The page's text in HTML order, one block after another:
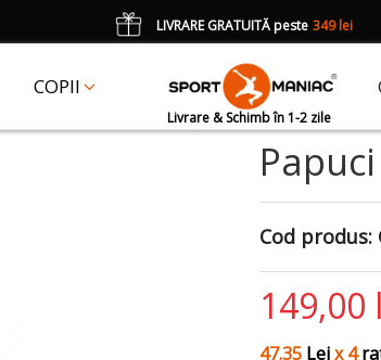
COPII
Livrare & Schimb în 1-2 zile
LIVRARE GRATUITĂ peste 349 lei
CADOUun accesoriu Crocs Jibbitz în val. de 25 lei
Cod produs:
149,00
47.35 Leix 4